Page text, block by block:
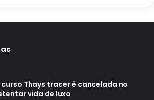
Thays trader é cancelada no
vida de luxo